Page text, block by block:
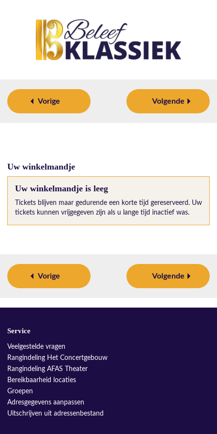
Vorige Volgende
Uw winkelmandje
Uw winkelmandje is leeg
Tickets blijven maar gedurende een korte tijd gereserveerd. Uw
tickets kunnen vrijgegeven zijn als u lange tijd inactief was.
Vorige Volgende
Service
Veelgestelde vragen
Rangindeling Het Concertgebouw
Rangindeling AFAS Theater
Bereikbaarheid locaties
Groepen
Adresgegevens aanpassen
Uitschrijven uit adressenbestand